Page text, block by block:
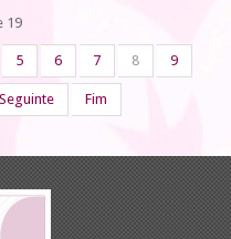
19
5 6 7 8 9
Seguinte Fim